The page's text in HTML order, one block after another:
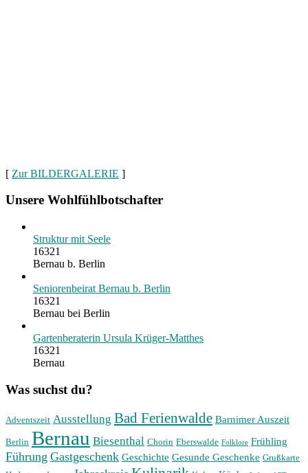
[ Zur BILDERGALERIE ]
Unsere Wohlfühlbotschafter
Struktur mit Seele
16321
Bernau b. Berlin
Seniorenbeirat Bernau b. Berlin
16321
Bernau bei Berlin
Gartenberaterin Ursula Krüger-Matthes
16321
Bernau
Was suchst du?
Adventszeit Ausstellung Bad Ferienwalde Barnimer Auszeit
Berlin Bernau Biesenthal Chorin Eberswalde Folklore Frühling
Führung Gastgeschenk Geschichte Gesunde Geschenke Grußkarte